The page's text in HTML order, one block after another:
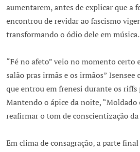
aumentarem, antes de explicar que a
encontrou de revidar ao fascismo
transformando o ódio dele em música.
“Fé no afeto” veio no momento certo
salão pras irmãs e os irmãos” Isensee
que entrou em frenesi durante os riffs
Mantendo o ápice da noite, “Moldado
reafirmar o tom de conscientização
Em clima de consagração, a parte